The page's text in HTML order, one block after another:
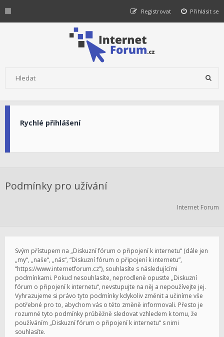
Přihlásit se
Registrovat
Rychlé přihlášení
Podmínky pro užívání
Internet Forum
Svým přístupem na „Diskuzní fórum o připojení k internetu“ (dále jen
„my“, „naše“, „nás“, “Diskuzní fórum o připojení k internetu”,
“https://www.internetforum.cz”), souhlasíte s následujícími
podmínkami. Pokud nesouhlasíte, neprodleně opusťte „Diskuzní
fórum o připojení k internetu“, nevstupujte na něj a nepoužívejte jej.
Vyhrazujeme si právo tyto podmínky kdykoliv změnit a učiníme vše
potřebné pro to, abychom vás o této změně informovali. Přesto je
rozumné tyto podmínky průběžně sledovat vzhledem k tomu, že
používáním „Diskuzní fórum o připojení k internetu“ s nimi
souhlasíte.